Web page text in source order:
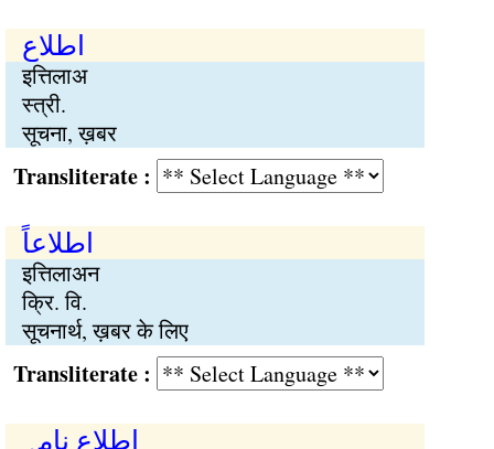
اطلاع
इत्तिलाअ
स्त्री.
सूचना, ख़बर
:
اطلاعاً
इत्तिलाअन
क्रि. वि.
सूचनार्थ, ख़बर के लिए
:
اطلاع نامہ